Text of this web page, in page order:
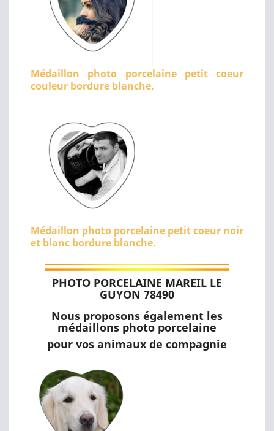
Médaillon photo porcelaine petit coeur
couleur bordure blanche.
Médaillon photo porcelaine petit coeur noir
et blanc bordure blanche.
PHOTO PORCELAINE MAREIL LE
GUYON 78490
Nous proposons également les
médaillons photo porcelaine
pour vos animaux de compagnie